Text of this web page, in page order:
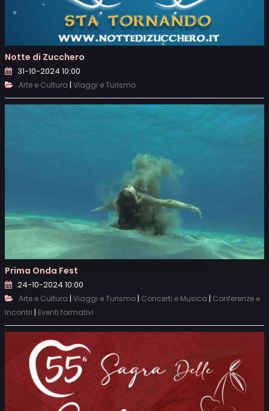
Notte di Zucchero
31-10-2024 10:00
Arte e Cultura | Viaggi e Turismo
Prima Onda Fest
24-10-2024 10:00
Arte e Cultura | Viaggi e Turismo| Concerti e Musica | Conferenze e
Incontri | Eventi formativi